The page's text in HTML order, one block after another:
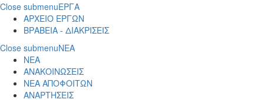
Close submenuΕΡΓΑ
ΑΡΧΕΙΟ ΕΡΓΩΝ
ΒΡΑΒΕΙΑ - ΔΙΑΚΡΙΣΕΙΣ
Close submenuΝΕΑ
ΝΕΑ
ΑΝΑΚΟΙΝΩΣΕΙΣ
ΝΕΑ ΑΠΟΦΟΙΤΩΝ
ΑΝΑΡΤΗΣΕΙΣ